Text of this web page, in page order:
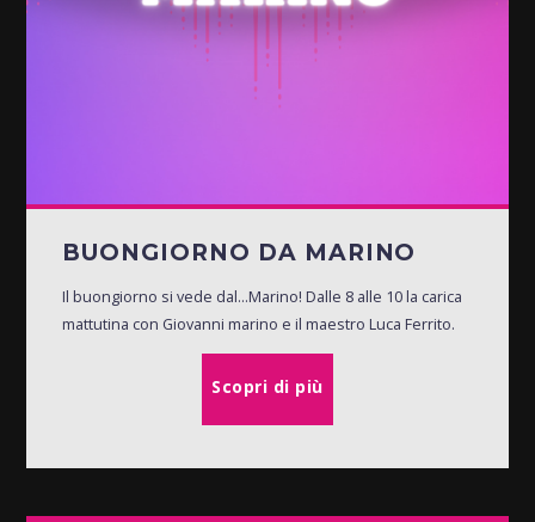
BUONGIORNO DA MARINO
Il buongiorno si vede dal...Marino! Dalle 8 alle 10 la carica
mattutina con Giovanni marino e il maestro Luca Ferrito.
Scopri di più